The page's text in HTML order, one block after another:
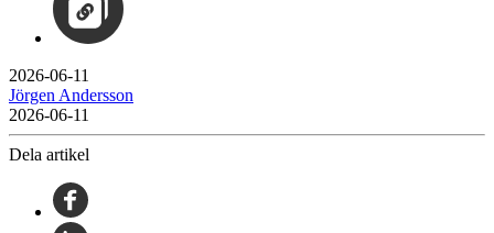
2026-06-11
Jörgen Andersson
2026-06-11
Dela artikel